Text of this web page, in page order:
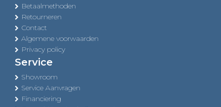
Betaalmethoden
Retourneren
Contact
Algemene voorwaarden
Privacy policy
Service
Showroom
Service Aanvragen
Financiering